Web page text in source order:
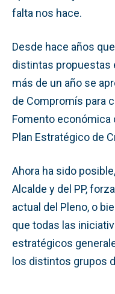
falta nos hace.
Desde hace años
distintas propuestas
más de un año se
de Compromís para
Fomento económica
Plan Estratégico de
Ahora ha sido
Alcalde y del PP,
actual del Pleno, o
que todas las
estratégicos
los distintos grupos